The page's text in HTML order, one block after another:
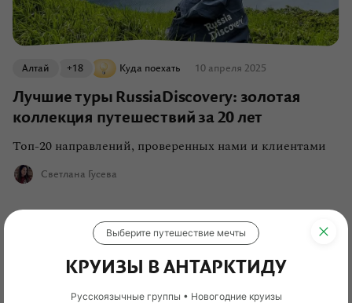
Куда поехать
+18
Алтай 10 апреля 2025
Лучшие туры RussiaDiscovery: золотая
коллекция путешествий за 20 лет
Топ-20 направлений, проверенных нами и клиентами
Светлана Гусева
Выберите путешествие мечты
КРУИЗЫ В АНТАРКТИДУ
Русскоязычные группы • Новогодние круизы